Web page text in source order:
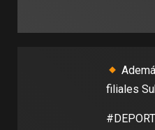
filiales